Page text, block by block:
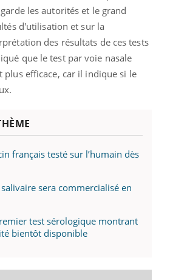
les autorités et le grand
d'utilisation et sur la
des résultats de ces tests
que le test par voie nasale
plus efficace, car il indique si le
français testé sur l’humain dès
sera commercialisé en
test sérologique montrant
bientôt disponible